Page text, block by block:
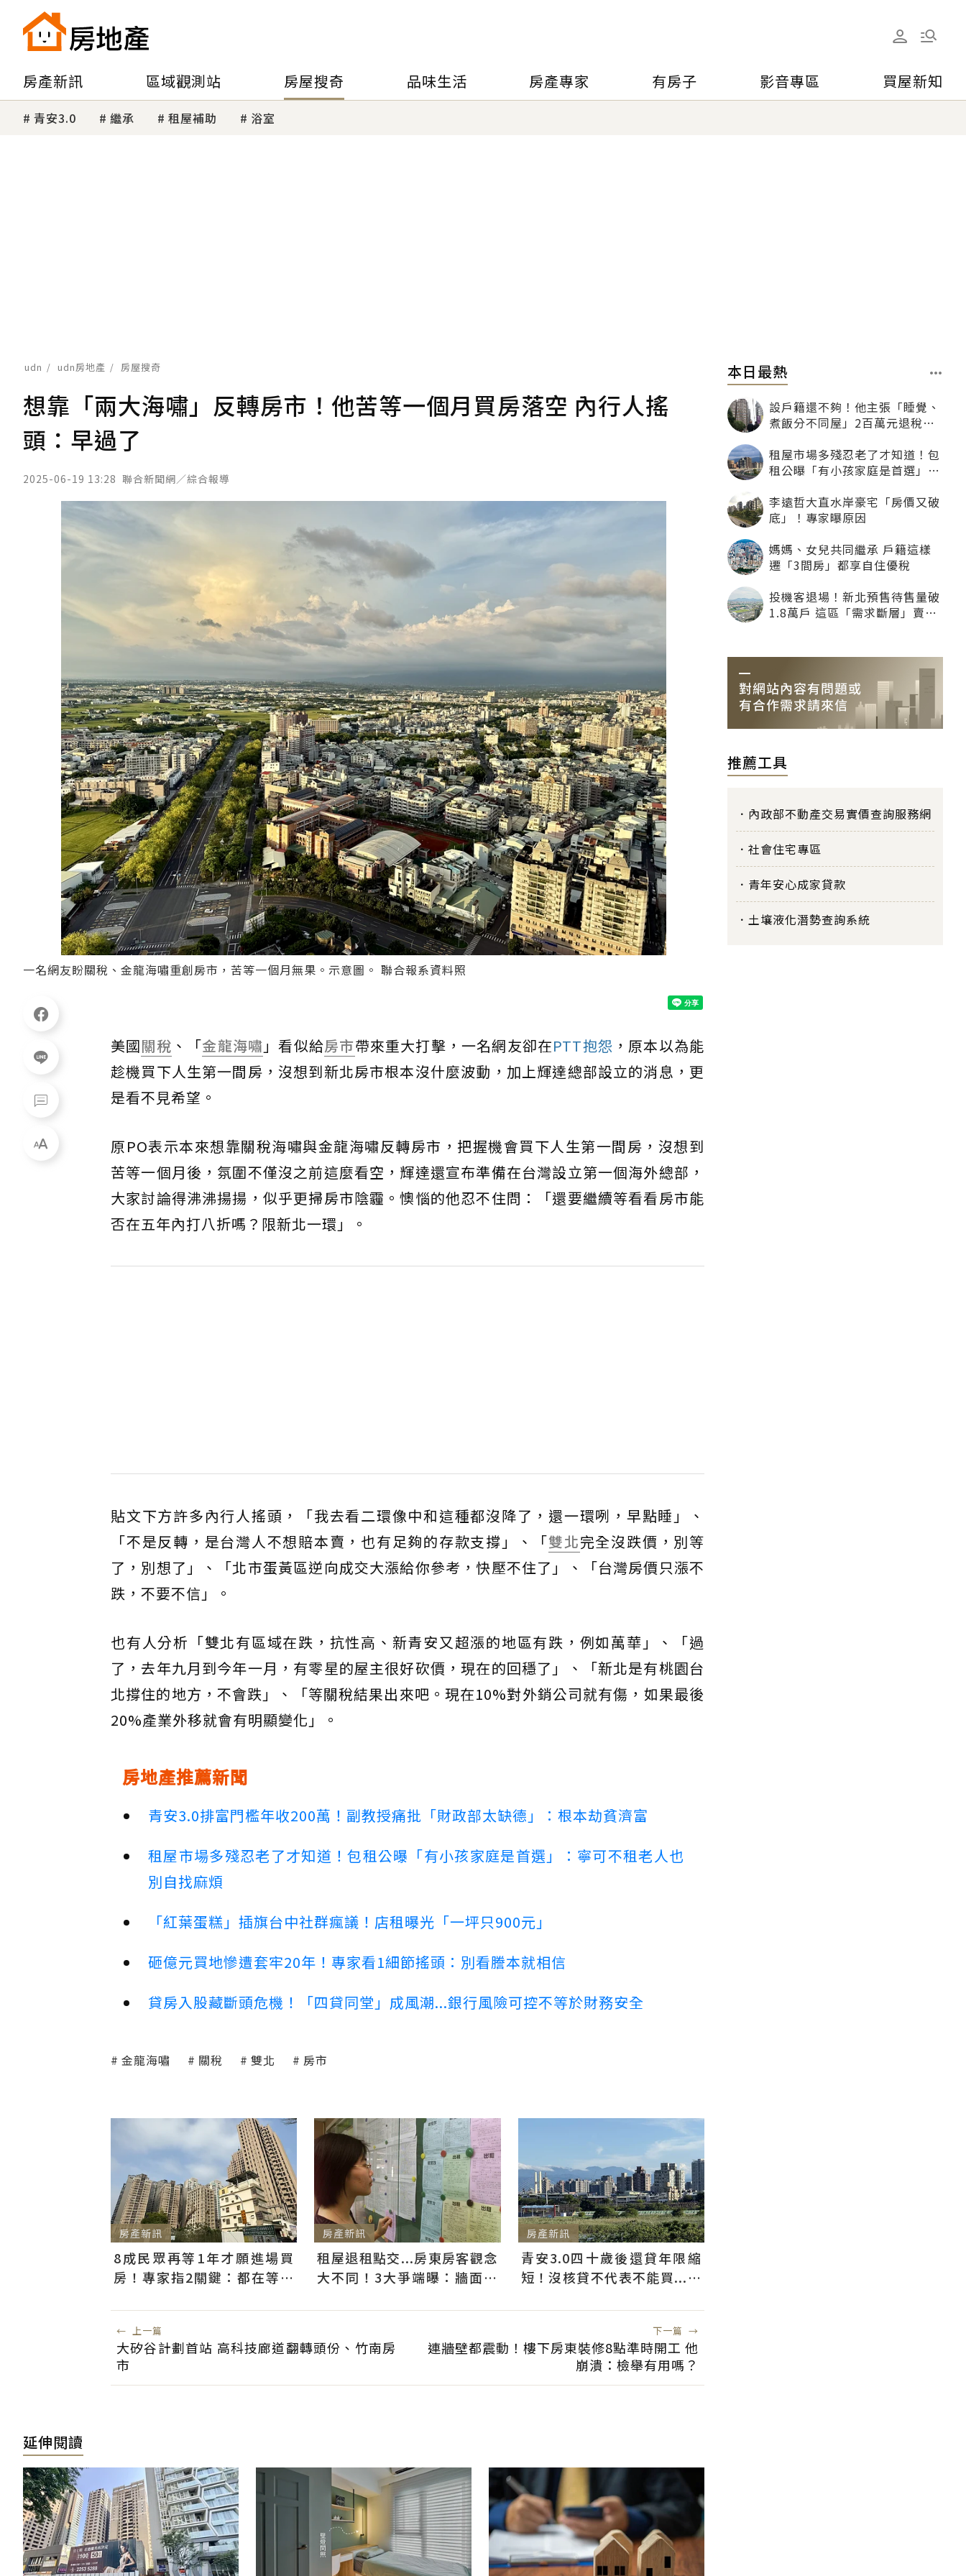
房產新訊 區域觀測站 房屋搜奇 品味生活 房產專家 有房子 影音專區 買屋新知
青安3.0 繼承 租屋補助 浴室
udn udn房地產 房屋搜奇
想靠「兩大海嘯」反轉房市！他苦等一個月買房落空 內行人搖
頭：早過了
2025-06-19 13:28 聯合新聞網／綜合報導
一名網友盼關稅、金龍海嘯重創房市，苦等一個月無果。示意圖。 聯合報系資料照
美國關稅 、「金龍海嘯 」看似給房市帶來重大打擊，一名網友卻在PTT抱怨 ，原本以為能
趁機買下人生第一間房，沒想到新北房市根本沒什麼波動，加上輝達總部設立的消息，更
是看不見希望。
原PO表示本來想靠關稅海嘯與金龍海嘯反轉房市，把握機會買下人生第一間房，沒想到
苦等一個月後，氛圍不僅沒之前這麼看空，輝達還宣布準備在台灣設立第一個海外總部，
大家討論得沸沸揚揚，似乎更掃房市陰霾。懊惱的他忍不住問：「還要繼續等看看房市能
否在五年內打八折嗎？限新北一環」。
貼文下方許多內行人搖頭，「我去看二環像中和這種都沒降了，還一環咧，早點睡」、
「不是反轉，是台灣人不想賠本賣，也有足夠的存款支撐」、「雙北完全沒跌價，別等
了，別想了」、「北市蛋黃區逆向成交大漲給你參考，快壓不住了」、「台灣房價只漲不
跌，不要不信」。
也有人分析「雙北有區域在跌，抗性高、新青安又超漲的地區有跌，例如萬華」、「過
了，去年九月到今年一月，有零星的屋主很好砍價，現在的回穩了」、「新北是有桃園台
北撐住的地方，不會跌」、「等關稅結果出來吧。現在10%對外銷公司就有傷，如果最後
20%產業外移就會有明顯變化」。
房地產推薦新聞
青安3.0排富門檻年收200萬！副教授痛批「財政部太缺德」：根本劫貧濟富
租屋市場多殘忍老了才知道！包租公曝「有小孩家庭是首選」：寧可不租老人也
別自找麻煩
「紅葉蛋糕」插旗台中社群瘋議！店租曝光「一坪只900元」
砸億元買地慘遭套牢20年！專家看1細節搖頭：別看謄本就相信
貸房入股藏斷頭危機！「四貸同堂」成風潮...銀行風險可控不等於財務安全
金龍海嘯 關稅 雙北 房市
房產新訊
8成民眾再等1年才願進場買
房！專家指2關鍵：都在等大
房產新訊
租屋退租點交...房東房客觀念
大不同！3大爭端曝：牆面油
房產新訊
青安3.0四十歲後還貸年限縮
短！沒核貸不代表不能買...條
← 上一篇
大矽谷計劃首站 高科技廊道翻轉頭份、竹南房
市
下一篇 →
連牆壁都震動！樓下房東裝修8點準時開工 他
崩潰：檢舉有用嗎？
延伸閱讀
本日最熱
設戶籍還不夠！他主張「睡覺、
煮飯分不同屋」2百萬元退稅照
租屋市場多殘忍老了才知道！包
租公曝「有小孩家庭是首選」：
李遠哲大直水岸豪宅「房價又破
底」！專家曝原因
媽媽、女兒共同繼承 戶籍這樣
遷「3間房」都享自住優稅
投機客退場！新北預售待售量破
1.8萬戶 這區「需求斷層」賣壓
推薦工具
內政部不動產交易實價查詢服務網
社會住宅專區
青年安心成家貸款
土壤液化潛勢查詢系統